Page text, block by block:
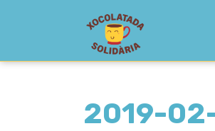
2019-